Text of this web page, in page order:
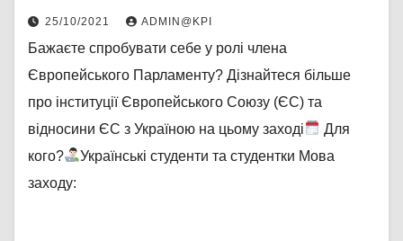
25/10/2021 ADMIN@KPI
Бажаєте спробувати себе у ролі члена
Європейського Парламенту? Дізнайтеся більше
про інституції Європейського Союзу (ЄС) та
відносини ЄС з Україною на цьому заході
Для
кого?
Українські студенти та студентки Мова
заходу: